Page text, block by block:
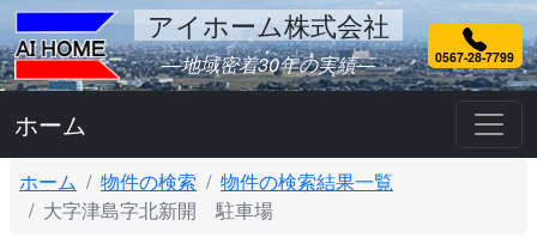
アイホーム株式会社
―地域密着30年の実績― 0567-28-7799
ホーム
ホーム 物件の検索
物件の検索結果一覧
大字津島字北新開 駐車場